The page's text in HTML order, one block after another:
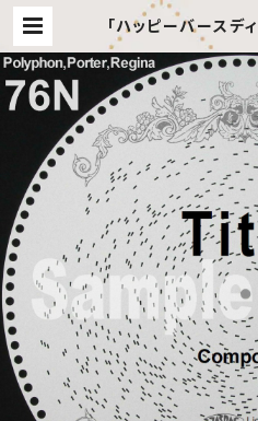
「ハッピーバースデ
田代音楽工房 オン